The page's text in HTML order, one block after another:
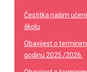
Čestitka našim
školu
Obavijest o
godinu 2025./2026.